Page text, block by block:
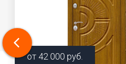
от 42 000 руб.